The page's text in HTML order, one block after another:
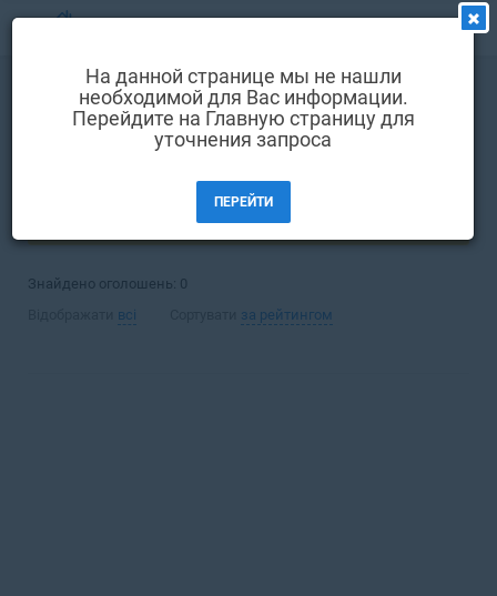
Вибір мови
Вхід та реєстрація
Коментарі до оголошення
Як додати оголошення
Купівля Квартира
ФІЛЬТРИ (1)
Знайдено оголошень: 0
всі за рейтингом
На данной странице мы не нашли
необходимой для Вас информации.
Перейдите на Главную страницу для
уточнения запроса
ПЕРЕЙТИ